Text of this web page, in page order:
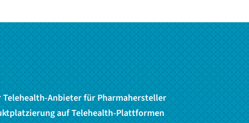
Telehealth-Anbieter für Pharmahersteller
auf Telehealth-Plattformen